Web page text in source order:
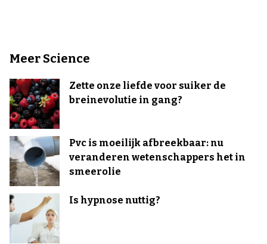
Meer Science
Zette onze liefde voor suiker de
breinevolutie in gang?
Pvc is moeilijk afbreekbaar: nu
veranderen wetenschappers het in
smeerolie
Is hypnose nuttig?